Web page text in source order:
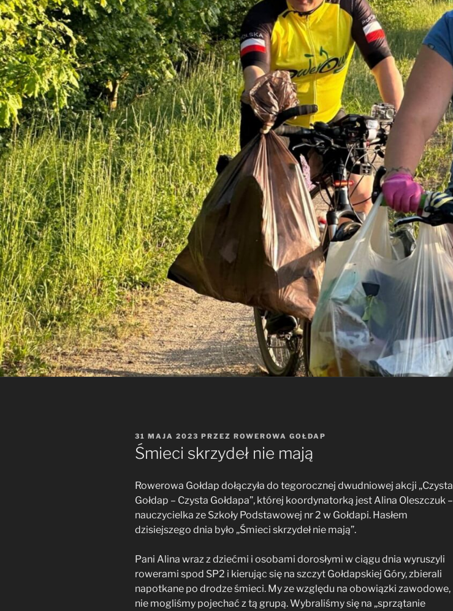
OPUBLIKOWANE
W
31 MAJA 2023 PRZEZ ROWEROWA GOŁDAP
Śmieci skrzydeł nie mają
Rowerowa Gołdap dołączyła do tegorocznej dwudniowej akcji „Czysta
Gołdap – Czysta Gołdapa”, której koordynatorką jest Alina Oleszczuk –
nauczycielka ze Szkoły Podstawowej nr 2 w Gołdapi. Hasłem
dzisiejszego dnia było „Śmieci skrzydeł nie mają”.
Pani Alina wraz z dziećmi i osobami dorosłymi w ciągu dnia wyruszyli
rowerami spod SP2 i kierując się na szczyt Gołdapskiej Góry, zbierali
napotkane po drodze śmieci. My ze względu na obowiązki zawodowe,
nie mogliśmy pojechać z tą grupą. Wybraliśmy się na „sprzątanie